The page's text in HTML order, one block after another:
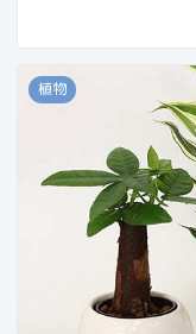
植物